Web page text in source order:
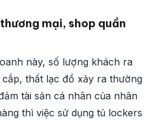
mại, shop quần
này, số lượng khách ra
thất lạc đồ xảy ra thường
tài sản cá nhân của nhân
thì việc sử dụng tủ lockers